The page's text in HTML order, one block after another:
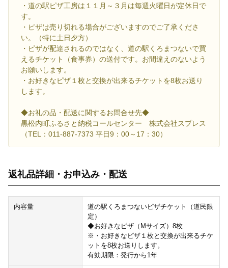
・道の駅ピザ工房は１１月～３月は毎週火曜日が定休日で
す。
・ピザは売り切れる場合がございますのでご了承くださ
い。（特に土日夕方）
・ピザが配達されるのではなく、道の駅くろまつないで買
えるチケット（食事券）の送付です。お間違えのないよう
お願いします。
・お好きなピザ１枚と交換が出来るチケットを8枚お送り
します。
◆お礼の品・配送に関するお問合せ先◆
黒松内町ふるさと納税コールセンター 株式会社スプレス
（TEL：011-887-7373 平日9：00～17：30）
返礼品詳細・お申込み・配送
内容量
道の駅くろまつないピザチケット（道民限
定）
◆お好きなピザ（Mサイズ）8枚
※・お好きなピザ１枚と交換が出来るチケ
ットを8枚お送りします。
有効期限：発行から1年